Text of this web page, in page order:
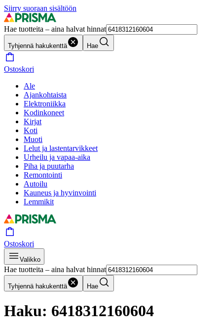
Siirry suoraan sisältöön
Hae tuotteita – aina halvat hinnat
Tyhjennä hakukenttä Hae
Ostoskori
Ale
Ajankohtaista
Elektroniikka
Kodinkoneet
Kirjat
Koti
Muoti
Lelut ja lastentarvikkeet
Urheilu ja vapaa-aika
Piha ja puutarha
Remontointi
Autoilu
Kauneus ja hyvinvointi
Lemmikit
Ostoskori
Valikko
Hae tuotteita – aina halvat hinnat
Tyhjennä hakukenttä Hae
Haku: 6418312160604